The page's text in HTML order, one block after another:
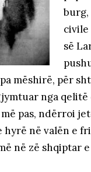
burg,
civile
së
mëshirë, për
nga
pas, ndërroi
hyrë në valën e
në zë shqiptar